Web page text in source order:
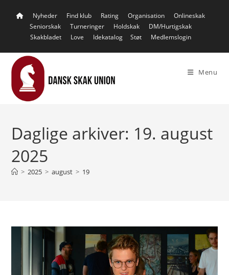
Nyheder Find klub Rating Organisation
Onlineskak
Seniorskak
Turneringer Holdskak
DM/Hurtigskak
Skakbladet
Love Idekatalog Støt Medlemslogin
Menu
Daglige arkiver: 19. august
2025
> 2025 > august > 19